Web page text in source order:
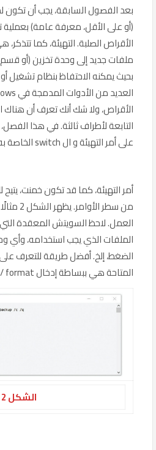
بعد الفصول السابقة، يجب أن
(أو على الأقل، معرفة عامة)
الأقراص الصلبة. التهيئة، كما
ملفات جديد إلى وحدة تخزين (أو
بحيث يمكنه الاحتفاظ بنظام تشغيل
الأقراص، ولا شك أنك تعرف أن هناك
التابعة لأطراف ثالثة. في هذا
على أمر التهيئة و ال switch الخاصة به.
أمر التهيئة، كما قد تكون خمنت، يتيح
من سطر
العمل. لاحظ السويتش المعقدة التي
الملفات الذي يجب استخدامه، وأي
الضغط، إلخ. أفضل طريقة للتعرف
المتاحة هي ببساطة إدخال format /? من موجه الأوامر.
الشكل 2